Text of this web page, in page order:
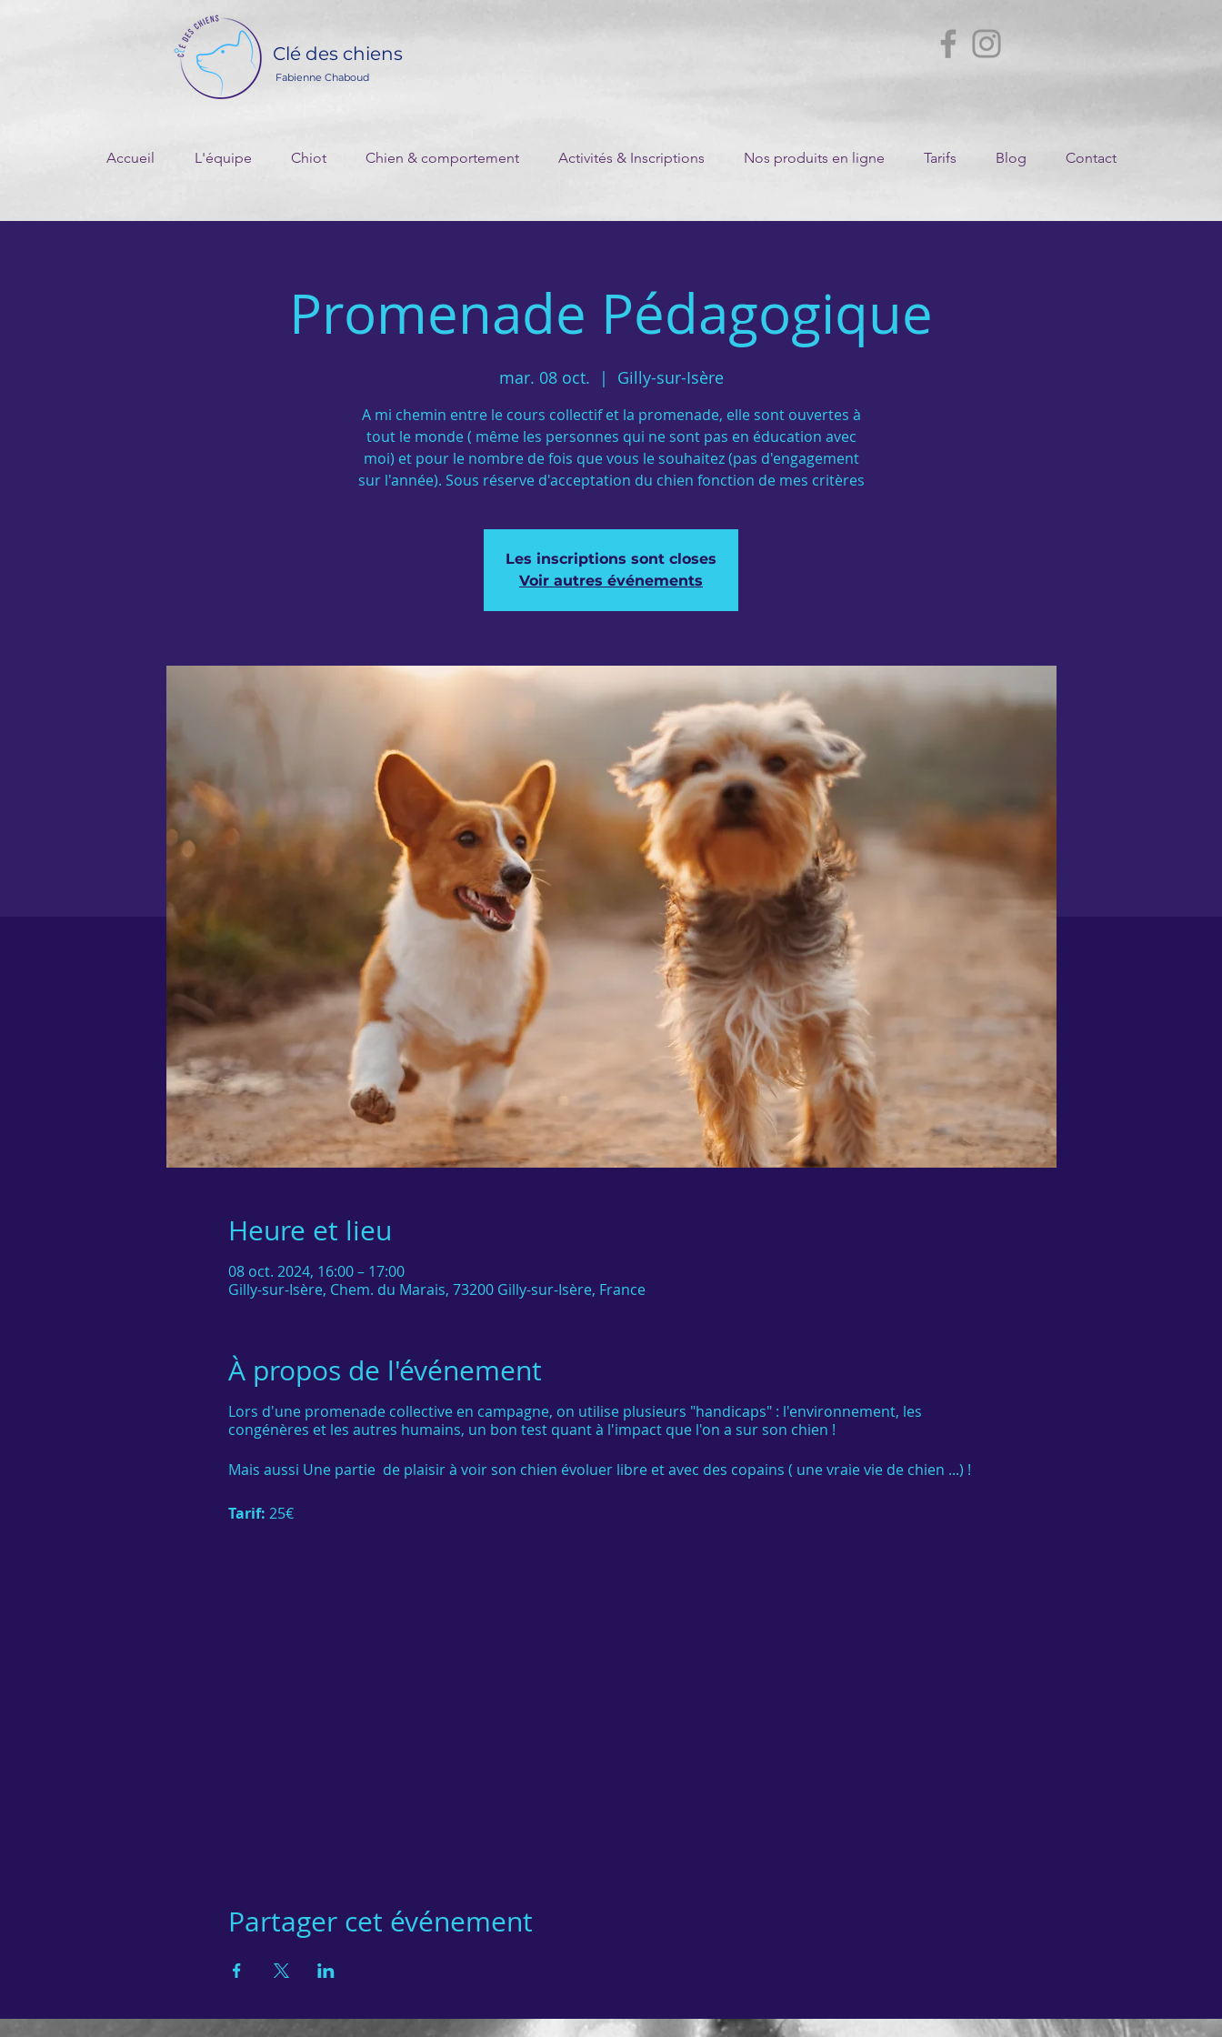
Clé des chiens
Fabienne Chaboud
Accueil L'équipe Chiot Chien & comportement Activités & Inscriptions Nos produits en ligne Tarifs Blog Contact
Promenade Pédagogique
mar. 08 oct.
  |
Gilly-sur-Isère
A mi chemin entre le cours collectif et la promenade, elle sont ouvertes à
tout le monde ( même les personnes qui ne sont pas en éducation avec
moi) et pour le nombre de fois que vous le souhaitez (pas d'engagement
sur l'année). Sous réserve d'acceptation du chien fonction de mes critères
Les inscriptions sont closes
Voir autres événements
Heure et lieu
08 oct. 2024, 16:00 – 17:00
Gilly-sur-Isère, Chem. du Marais, 73200 Gilly-sur-Isère, France
À propos de l'événement
Lors d'une promenade collective en campagne, on utilise plusieurs "handicaps" : l'environnement, les
congénères et les autres humains, un bon test quant à l'impact que l'on a sur son chien !
Mais aussi Une partie de plaisir à voir son chien évoluer libre et avec des copains ( une vraie vie de chien ...) !
Tarif: 25€
Partager cet événement